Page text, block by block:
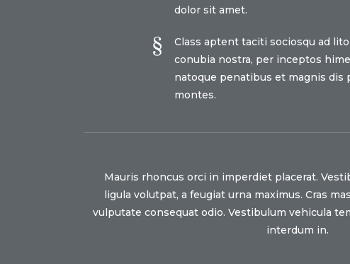
dolor sit amet.
Class aptent taciti sociosqu ad
conubia nostra, per inceptos
natoque penatibus et magnis dis
montes.
Mauris rhoncus orci in imperdiet placerat.
ligula volutpat, a feugiat urna maximus. Cras
vulputate consequat odio. Vestibulum vehicula
interdum in.